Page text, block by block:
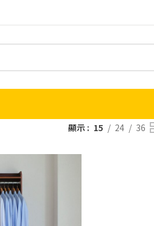
顯示 15 24 36